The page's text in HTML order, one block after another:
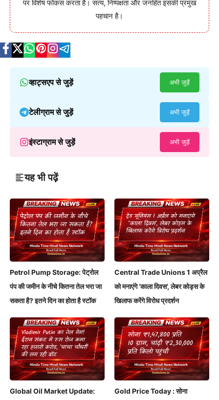
पर विशेष फोकस करता है। सत्य, निष्पक्षता और जनहित इसकी प्रमुख
पहचान है।
व्हाट्सएप से जुड़ें अभी जुड़ें
टेलीग्राम से जुड़ें अभी जुड़ें
इंस्टाग्राम से जुड़ें अभी जुड़ें
यह भी पढ़ें
Petrol Pump Storage: पेट्रोल
पंप की जमीन के नीचे कितना तेल भरा जा
सकता है? इतने दिन का होता है स्टॉक
Central Trade Unions 1 अप्रैल
को मनाएंगे ‘काला दिवस’, लेबर कोड्स के
खिलाफ करेंगे विरोध प्रदर्शन
Global Oil Market Update:
Gold Price Today : सोना